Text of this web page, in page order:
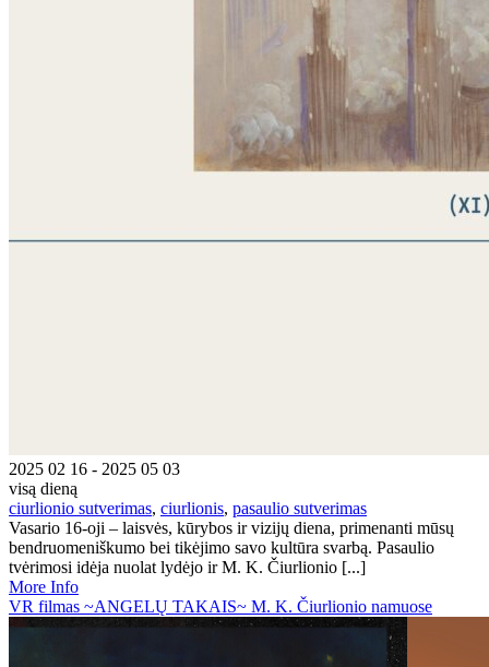
2025 02 16 - 2025 05 03
visą dieną
ciurlionio sutverimas, ciurlionis, pasaulio sutverimas
Vasario 16-oji – laisvės, kūrybos ir vizijų diena, primenanti mūsų
bendruomeniškumo bei tikėjimo savo kultūra svarbą. Pasaulio
tvėrimosi idėja nuolat lydėjo ir M. K. Čiurlionio [...]
More Info
VR filmas ~ANGELŲ TAKAIS~ M. K. Čiurlionio namuose